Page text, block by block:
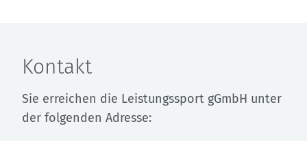
Kontakt
Sie erreichen die Leistungssport gGmbH unter
der folgenden Adresse: